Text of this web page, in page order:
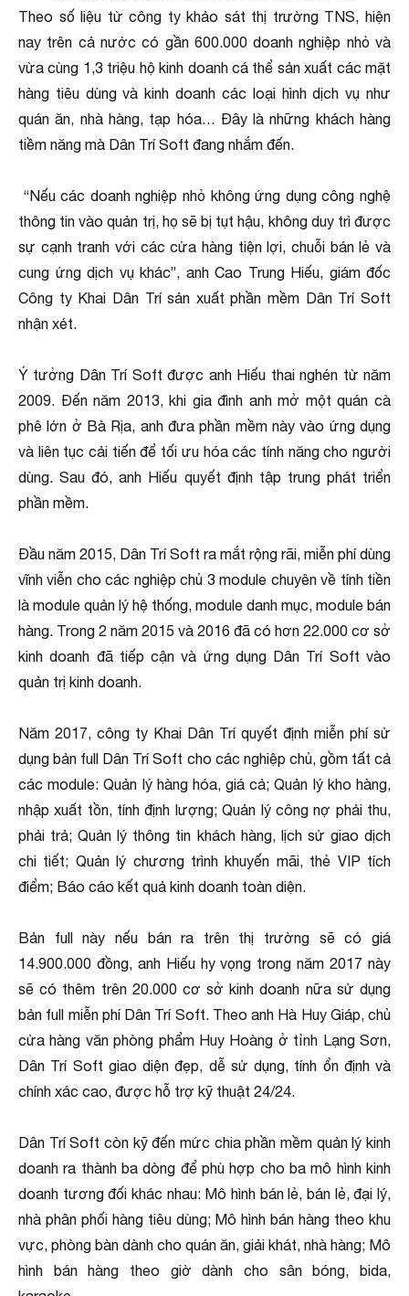
Theo số liệu từ công ty khảo sát thị trường TNS, hiện
nay trên cả nước có gần 600.000 doanh nghiệp nhỏ và
vừa cùng 1,3 triệu hộ kinh doanh cá thể sản xuất các mặt
hàng tiêu dùng và kinh doanh các loại hình dịch vụ như
quán ăn, nhà hàng, tạp hóa… Đây là những khách hàng
tiềm năng mà Dân Trí Soft đang nhắm đến.
“Nếu các doanh nghiệp nhỏ không ứng dụng công nghệ
thông tin vào quản trị, họ sẽ bị tụt hậu, không duy trì được
sự cạnh tranh với các cửa hàng tiện lợi, chuỗi bán lẻ và
cung ứng dịch vụ khác”, anh Cao Trung Hiếu, giám đốc
Công ty Khai Dân Trí sản xuất phần mềm Dân Trí Soft
nhận xét.
Ý tưởng Dân Trí Soft được anh Hiếu thai nghén từ năm
2009. Đến năm 2013, khi gia đình anh mở một quán cà
phê lớn ở Bà Rịa, anh đưa phần mềm này vào ứng dụng
và liên tục cải tiến để tối ưu hóa các tính năng cho người
dùng. Sau đó, anh Hiếu quyết định tập trung phát triển
phần mềm.
Đầu năm 2015, Dân Trí Soft ra mắt rộng rãi, miễn phí dùng
vĩnh viễn cho các nghiệp chủ 3 module chuyên về tính tiền
là module quản lý hệ thống, module danh mục, module bán
hàng. Trong 2 năm 2015 và 2016 đã có hơn 22.000 cơ sở
kinh doanh đã tiếp cận và ứng dụng Dân Trí Soft vào
quản trị kinh doanh.
Năm 2017, công ty Khai Dân Trí quyết định miễn phí sử
dụng bản full Dân Trí Soft cho các nghiệp chủ, gồm tất cả
các module: Quản lý hàng hóa, giá cả; Quản lý kho hàng,
nhập xuất tồn, tính định lượng; Quản lý công nợ phải thu,
phải trả; Quản lý thông tin khách hàng, lịch sử giao dịch
chi tiết; Quản lý chương trình khuyến mãi, thẻ VIP tích
điểm; Báo cáo kết quả kinh doanh toàn diện.
Bản full này nếu bán ra trên thị trường sẽ có giá
14.900.000 đồng, anh Hiếu hy vọng trong năm 2017 này
sẽ có thêm trên 20.000 cơ sở kinh doanh nữa sử dụng
bản full miễn phí Dân Trí Soft. Theo anh Hà Huy Giáp, chủ
cửa hàng văn phòng phẩm Huy Hoàng ở tỉnh Lạng Sơn,
Dân Trí Soft giao diện đẹp, dễ sử dụng, tính ổn định và
chính xác cao, được hỗ trợ kỹ thuật 24/24.
Dân Trí Soft còn kỹ đến mức chia phần mềm quản lý kinh
doanh ra thành ba dòng để phù hợp cho ba mô hình kinh
doanh tương đối khác nhau: Mô hình bán lẻ, bán lẻ, đại lý,
nhà phân phối hàng tiêu dùng; Mô hình bán hàng theo khu
vực, phòng bàn dành cho quán ăn, giải khát, nhà hàng; Mô
hình bán hàng theo giờ dành cho sân bóng, bida,